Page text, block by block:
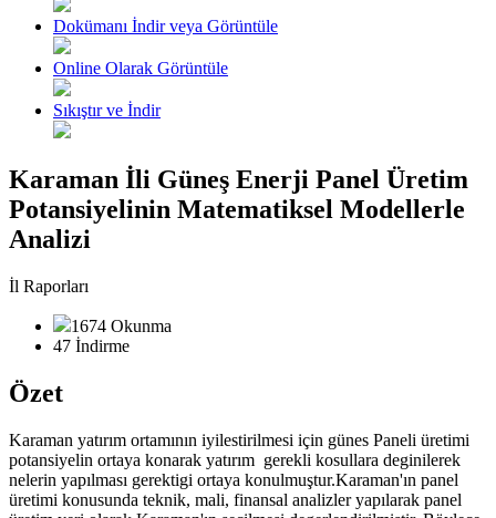
Dokümanı İndir veya Görüntüle
Online Olarak Görüntüle
Sıkıştır ve İndir
Karaman İli Güneş Enerji Panel Üretim
Potansiyelinin Matematiksel Modellerle
Analizi
İl Raporları
1674 Okunma
47 İndirme
Özet
Karaman yatırım ortamının iyilestirilmesi için günes Paneli üretimi
potansiyelin ortaya konarak yatırım gerekli kosullara deginilerek
nelerin yapılması gerektigi ortaya konulmuştur.Karaman'ın panel
üretimi konusunda teknik, mali, finansal analizler yapılarak panel